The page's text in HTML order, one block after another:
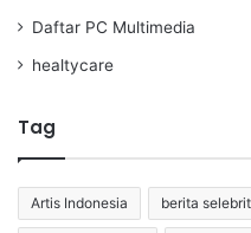
Daftar PC Multimedia
healtycare
Tag
Artis Indonesia berita